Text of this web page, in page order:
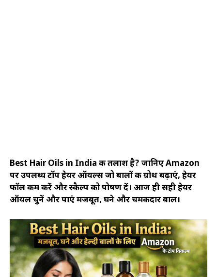
Best Hair Oils in India की तलाश है? जानिए Amazon
पर उपलब्ध टॉप हेयर ऑयल्स जो बालों की ग्रोथ बढ़ाएं, हेयर
फॉल कम करें और स्कैल्प को पोषण दें। आज ही सही हेयर
ऑयल चुनें और पाएं मजबूत, घने और चमकदार बाल।